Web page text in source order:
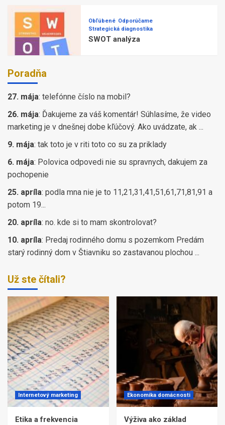
Obľúbené Odporúčame
Strategická diagnostika
SWOT analýza
Poradňa
27. mája: telefónne číslo na mobil?
26. mája: Ďakujeme za váš komentár! Súhlasíme, že video
marketing je v dnešnej dobe kľúčový. Ako uvádzate, ak ...
9. mája: tak toto je v riti toto co su za priklady
6. mája: Polovica odpovedi nie su spravnych, dakujem za
pochopenie
25. apríla: podla mna nie je to 11,21,31,41,51,61,71,81,91 a
potom 19...
20. apríla: no. kde si to mam skontrolovat?
10. apríla: Predaj rodinného domu s pozemkom Predám
starý rodinný dom v Štiavniku so zastavanou plochou ...
Už ste čítali?
Internetový marketing
Etika a frekvencia
Ekonomika domácnosti
Výživa ako základ